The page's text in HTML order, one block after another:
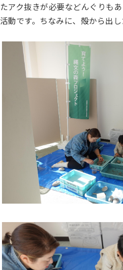
たアク抜きが必要などんぐりも
活動です。ちなみに、殻から出